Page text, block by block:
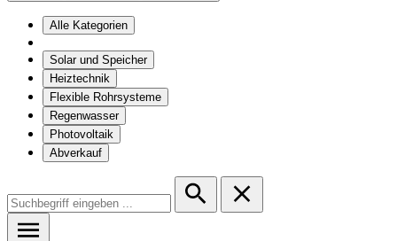
Alle Kategorien
Solar und Speicher
Heiztechnik
Flexible Rohrsysteme
Regenwasser
Photovoltaik
Abverkauf